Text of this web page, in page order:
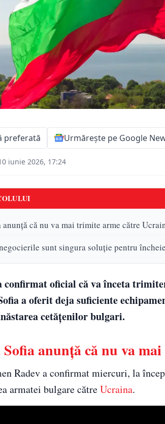
preferată Urmărește pe Google
iunie 2026, 17:24
că nu va mai trimite arme către
sunt singura soluție pentru
confirmat oficial că va înceta
a oferit deja suficiente
cetățenilor bulgari.
anunță că nu va
Radev a confirmat miercuri, la
armatei bulgare cătreUcraina.